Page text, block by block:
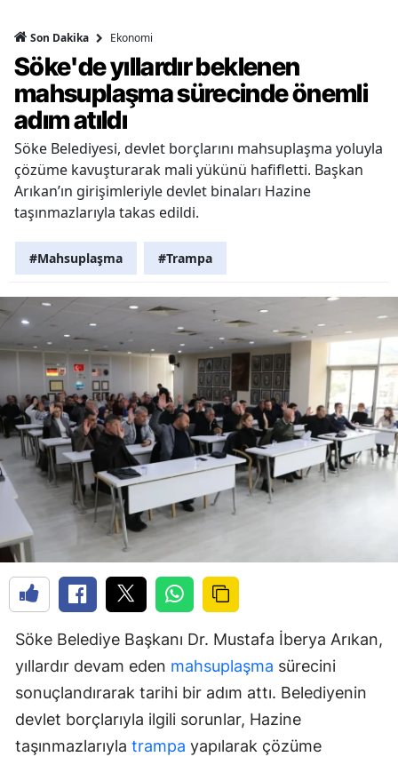
Son Dakika Ekonomi
Söke'de yıllardır beklenen
mahsuplaşma sürecinde önemli
adım atıldı
Söke Belediyesi, devlet borçlarını mahsuplaşma yoluyla
çözüme kavuşturarak mali yükünü hafifletti. Başkan
Arıkan’ın girişimleriyle devlet binaları Hazine
taşınmazlarıyla takas edildi.
#Mahsuplaşma #Trampa
Söke Belediye Başkanı Dr. Mustafa İberya Arıkan,
yıllardır devam eden mahsuplaşma sürecini
sonuçlandırarak tarihi bir adım attı. Belediyenin
devlet borçlarıyla ilgili sorunlar, Hazine
taşınmazlarıyla trampa yapılarak çözüme